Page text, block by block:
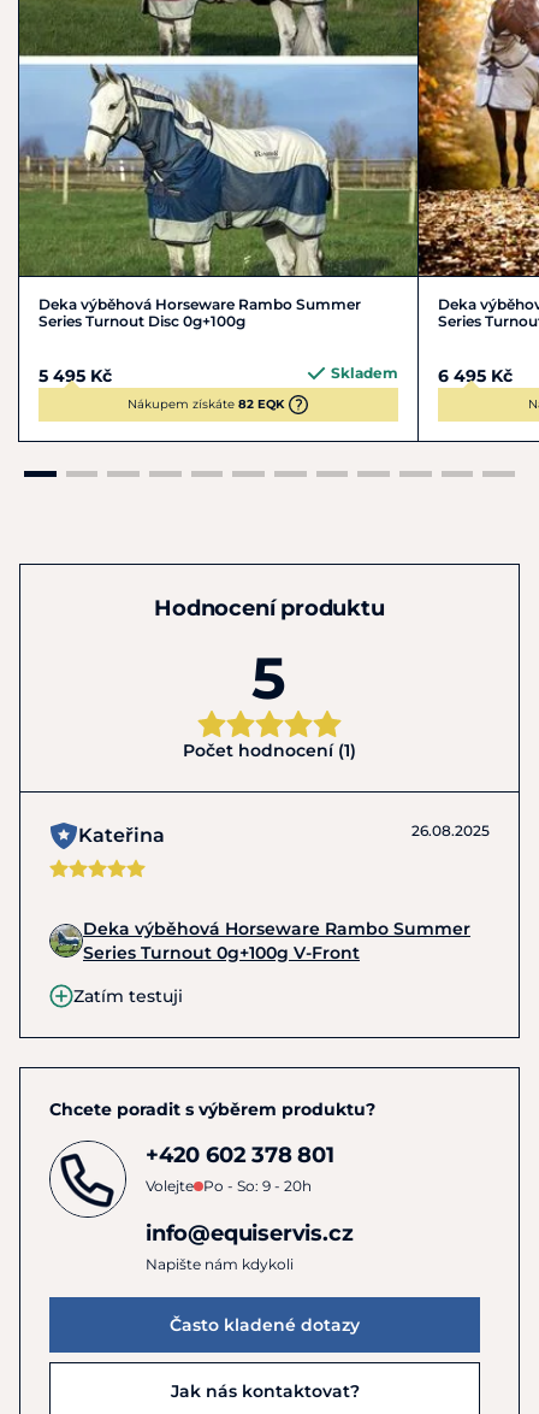
Deka výběhová Horseware Rambo Summer
Series Turnout Disc 0g+100g
5 495 Kč Skladem
Nákupem získáte82 EQK
Deka
Series
6 495 Kč
Hodnocení produktu
5
Počet hodnocení (1)
Kateřina 26.08.2025
Deka výběhová Horseware Rambo Summer
Series Turnout 0g+100g V-Front
Zatím testuji
Chcete poradit s výběrem produktu?
+420 602 378 801
Volejte Po - So: 9 - 20h
info@equiservis.cz
Napište nám kdykoli
Často kladené dotazy
Jak nás kontaktovat?